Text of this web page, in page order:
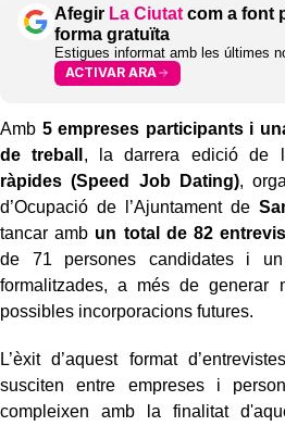
Afegir La Ciutat com a font
forma gratuïta
Estigues informat amb les últimes
ACTIVAR ARA
Amb 5 empreses participants i
de treball , la darrera edició de
ràpides (Speed Job Dating),
d’Ocupació de l’Ajuntament de
tancar amb un total de 82
de 71 persones candidates i
formalitzades, a més de generar
possibles incorporacions futures.
L’èxit d’aquest format
susciten entre empreses i
compleixen amb la finalitat